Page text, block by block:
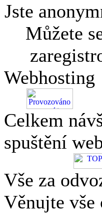
Jste
Můžete
Webhosting
Celkem
spuštění
Vše za
Věnujte vše